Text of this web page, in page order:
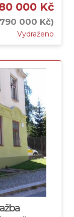
000 Kč
000 Kč)
Vydraženo